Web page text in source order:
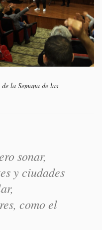
la Semana de las
sonar,
y ciudades
como el